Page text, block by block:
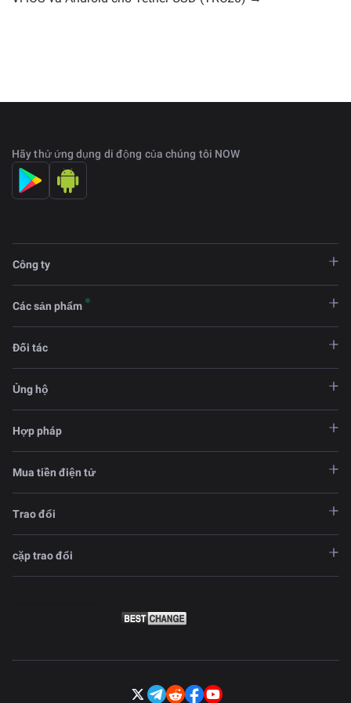
Hãy thử ứng dụng di động của chúng tôi NOW
Công ty
Các sản phẩm
Đối tác
Ủng hộ
Hợp pháp
Mua tiền điện tử
Trao đổi
cặp trao đổi